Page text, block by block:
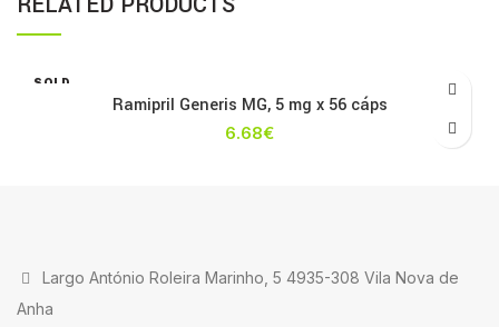
SOLD
Ramipril Generis MG, 5 mg x 56 cáps
6.68€
Largo António Roleira Marinho, 5 4935-308 Vila Nova de
Anha